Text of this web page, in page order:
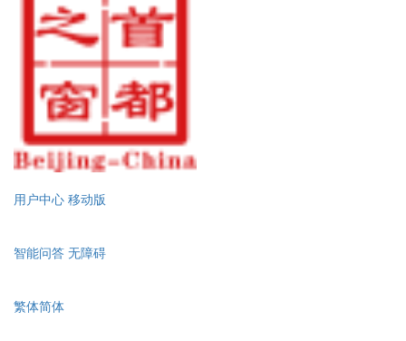
用户中心 移动版
智能问答 无障碍
繁体简体